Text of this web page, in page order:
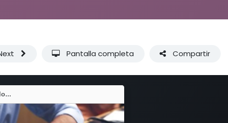
Pantalla completa Compartir